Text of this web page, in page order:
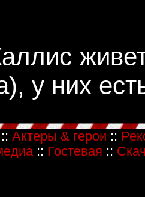
у них
::Актеры & герои ::
:: Гостевая ::